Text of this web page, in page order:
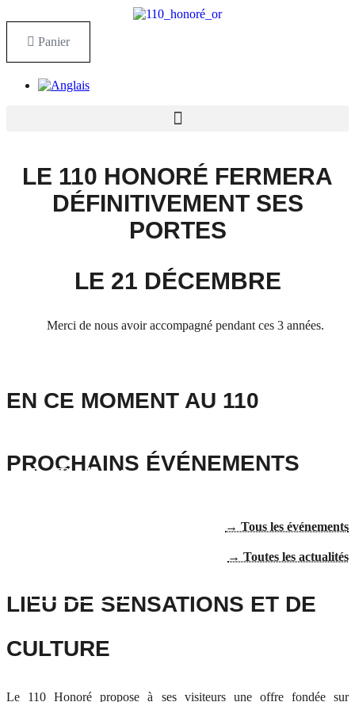
contenuPanier
LE 110 HONORÉ FERMERA
DÉFINITIVEMENT SES
PORTES
LE 21 DÉCEMBRE
Merci de nous avoir accompagné pendant ces 3 années.
EN CE MOMENT AU 110
La Table est ouverte
PROCHAINS ÉVÉNEMENTS
→ Tous les événements
→ Toutes les actualités
LIEU DE SENSATIONS ET DE
CULTURE
Le 110 Honoré propose à ses visiteurs une offre fondée sur